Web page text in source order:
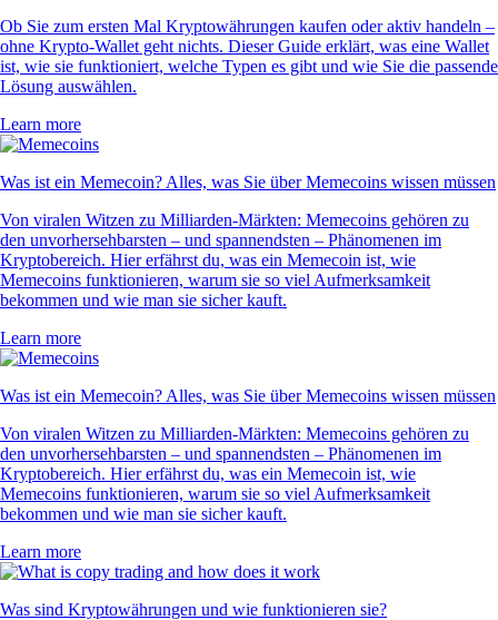
Ob Sie zum ersten Mal Kryptowährungen kaufen oder aktiv handeln –
ohne Krypto-Wallet geht nichts. Dieser Guide erklärt, was eine Wallet
ist, wie sie funktioniert, welche Typen es gibt und wie Sie die passende
Lösung auswählen.
Learn more
Was ist ein Memecoin? Alles, was Sie über Memecoins wissen müssen
Von viralen Witzen zu Milliarden-Märkten: Memecoins gehören zu
den unvorhersehbarsten – und spannendsten – Phänomenen im
Kryptobereich. Hier erfährst du, was ein Memecoin ist, wie
Memecoins funktionieren, warum sie so viel Aufmerksamkeit
bekommen und wie man sie sicher kauft.
Learn more
Was ist ein Memecoin? Alles, was Sie über Memecoins wissen müssen
Von viralen Witzen zu Milliarden-Märkten: Memecoins gehören zu
den unvorhersehbarsten – und spannendsten – Phänomenen im
Kryptobereich. Hier erfährst du, was ein Memecoin ist, wie
Memecoins funktionieren, warum sie so viel Aufmerksamkeit
bekommen und wie man sie sicher kauft.
Learn more
Was sind Kryptowährungen und wie funktionieren sie?